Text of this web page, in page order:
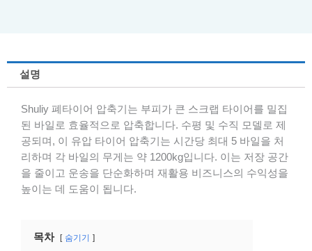
설명
Shuliy 폐타이어 압축기는 부피가 큰 스크랩 타이어를 밀집
된 바일로 효율적으로 압축합니다. 수평 및 수직 모델로 제
공되며, 이 유압 타이어 압축기는 시간당 최대 5 바일을 처
리하며 각 바일의 무게는 약 1200kg입니다. 이는 저장 공간
을 줄이고 운송을 단순화하며 재활용 비즈니스의 수익성을
높이는 데 도움이 됩니다.
목차 숨기기